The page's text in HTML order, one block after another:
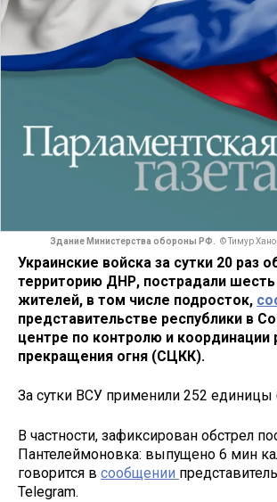
Здание Министерства обороны РФ. © Тимур
Украинские войска за сутки 20 раз
территорию ДНР, пострадали
жителей, в том числе подросток,
представительстве республики в
центре по контролю и
прекращения огня (СЦКК).
За сутки ВСУ применили 252 единицы
В частности, зафиксирован обстрел
Пантелеймоновка: выпущено 6 мин
говорится в сообщении
Telegram.